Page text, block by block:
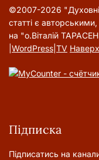
©2007-2026
статті є
на "о.Віталій
WordPress TV Наверх
Підписка
Підписатись на